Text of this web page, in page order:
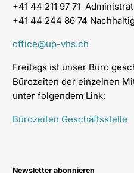
+41 44 211 97 71
+41 44 244 86 74
office@up-vhs.ch
Freitags ist unser Büro
Bürozeiten der einzelnen
unter folgendem Link:
Bürozeiten Geschäftsstelle
Newsletter abonnieren